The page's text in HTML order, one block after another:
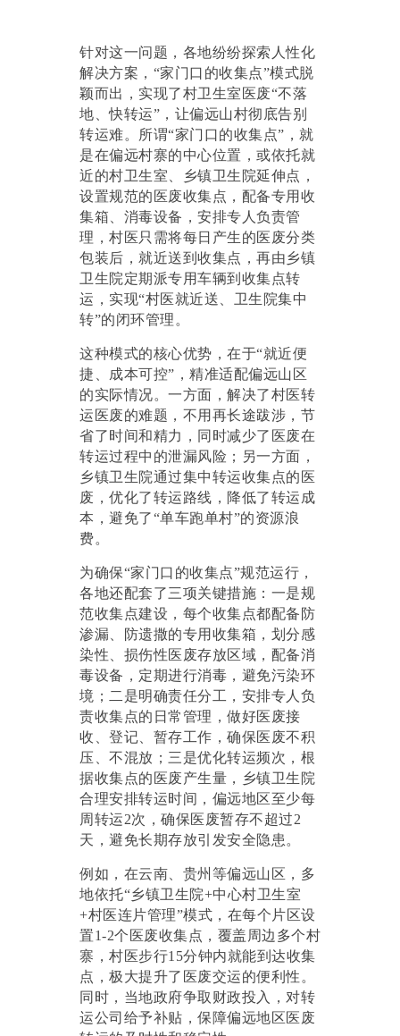
针对这一问题，各地纷纷探索人性化
解决方案， “家门口的收集点”模式脱
颖而出，实现了村卫生室医废“不落
地、快转运”，让偏远山村彻底告别
转运难。所谓“家门口的收集点”，就
是在偏远村寨的中心位置，或依托就
近的村卫生室、乡镇卫生院延伸点，
设置规范的医废收集点，配备专用收
集箱、消毒设备，安排专人负责管
理，村医只需将每日产生的医废分类
包装后，就近送到收集点，再由乡镇
卫生院定期派专用车辆到收集点转
运，实现“村医就近送、卫生院集中
转”的闭环管理。
这种模式的核心优势，在于“就近便
捷、成本可控”，精准适配偏远山区
的实际情况。一方面，解决了村医转
运医废的难题，不用再长途跋涉，节
省了时间和精力，同时减少了医废在
转运过程中的泄漏风险；另一方面，
乡镇卫生院通过集中转运收集点的医
废，优化了转运路线，降低了转运成
本，避免了“单车跑单村”的资源浪
费。
为确保“家门口的收集点”规范运行，
各地还配套了三项关键措施：一是规
范收集点建设，每个收集点都配备防
渗漏、防遗撒的专用收集箱，划分感
染性、损伤性医废存放区域，配备消
毒设备，定期进行消毒，避免污染环
境；二是明确责任分工，安排专人负
责收集点的日常管理，做好医废接
收、登记、暂存工作，确保医废不积
压、不混放；三是优化转运频次，根
据收集点的医废产生量，乡镇卫生院
合理安排转运时间，偏远地区至少每
周转运2次，确保医废暂存不超过2
天，避免长期存放引发安全隐患。
例如，在云南、贵州等偏远山区，多
地依托“乡镇卫生院+中心村卫生室
+村医连片管理”模式，在每个片区设
置1-2个医废收集点，覆盖周边多个村
寨，村医步行15分钟内就能到达收集
点，极大提升了医废交运的便利性。
同时，当地政府争取财政投入，对转
运公司给予补贴，保障偏远地区医废